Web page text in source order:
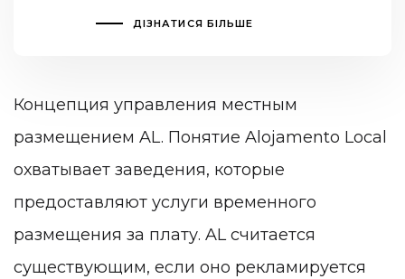
ДІЗНАТИСЯ БІЛЬШЕ
Концепция управления местным
размещением AL. Понятие Alojamento Local
охватывает заведения, которые
предоставляют услуги временного
размещения за плату. AL считается
существующим, если оно рекламируется